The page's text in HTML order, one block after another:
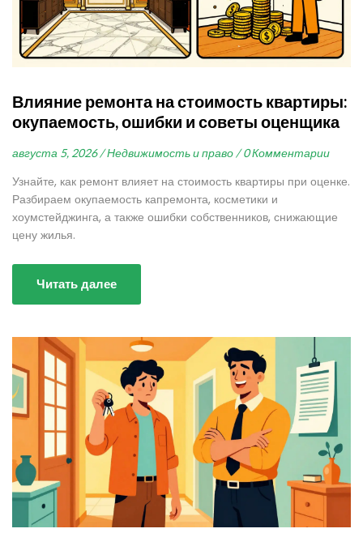
Влияние ремонта на стоимость квартиры:
окупаемость, ошибки и советы оценщика
августа 5, 2026 / Недвижимость и право / 0 Комментарии
Узнайте, как ремонт влияет на стоимость квартиры при оценке.
Разбираем окупаемость капремонта, косметики и
хоумстейджинга, а также ошибки собственников, снижающие
цену жилья.
Читать далее